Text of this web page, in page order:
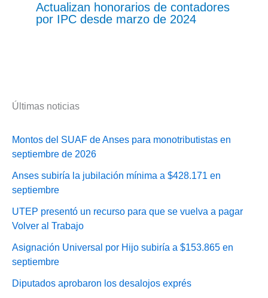
Actualizan honorarios de contadores
por IPC desde marzo de 2024
Últimas noticias
Montos del SUAF de Anses para monotributistas en
septiembre de 2026
Anses subiría la jubilación mínima a $428.171 en
septiembre
UTEP presentó un recurso para que se vuelva a pagar
Volver al Trabajo
Asignación Universal por Hijo subiría a $153.865 en
septiembre
Diputados aprobaron los desalojos exprés